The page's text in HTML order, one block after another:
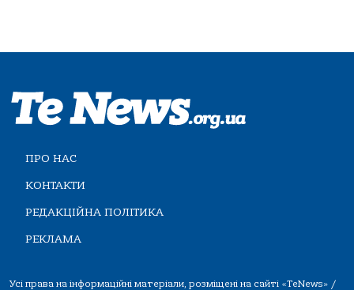
ПРО НАС
КОНТАКТИ
РЕДАКЦІЙНА ПОЛІТИКА
РЕКЛАМА
Усі права на інформаційні матеріали, розміщені на сайті «TeNews» /